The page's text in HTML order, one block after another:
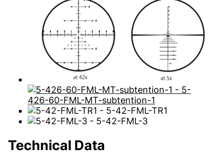
Technical Data